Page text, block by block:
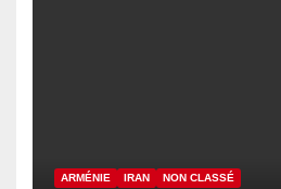
ARMÉNIE IRAN NON CLASSÉ